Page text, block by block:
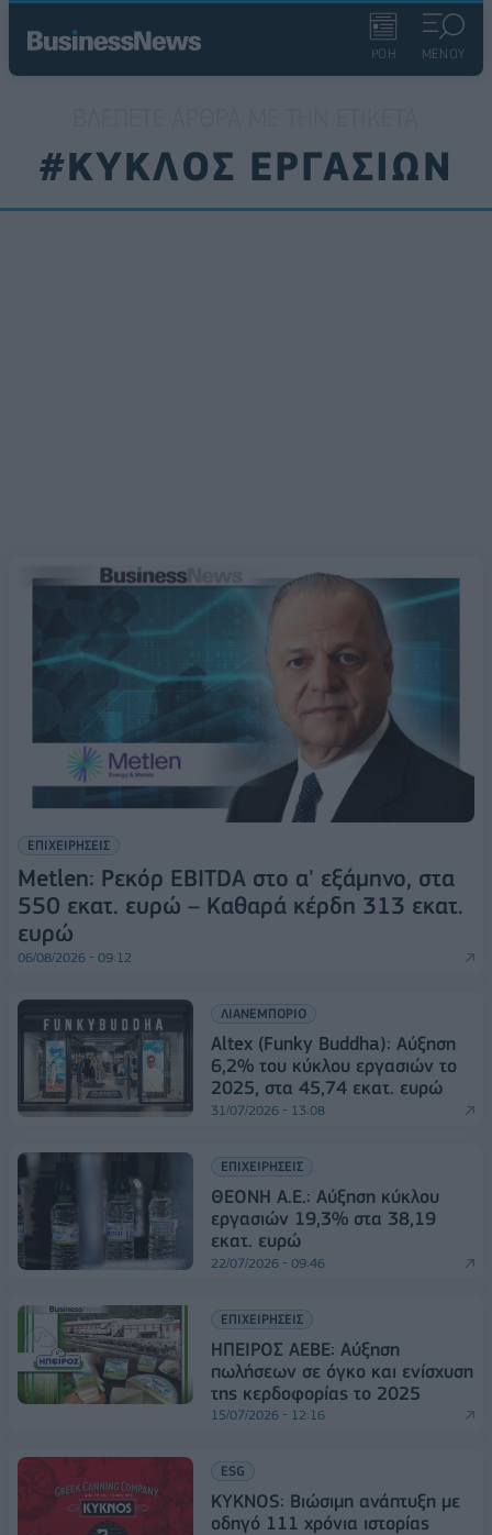
ΡΟΗ ΜΕΝΟΥ
#ΚΥΚΛΟΣ ΕΡΓΑΣΙΩΝ
ΕΠΙΧΕΙΡΗΣΕΙΣ
Metlen: Ρεκόρ EBITDA στο α' εξάμηνο, στα
550 εκατ. ευρώ – Καθαρά κέρδη 313 εκατ.
ευρώ
06/08/2026 - 09:12
ΛΙΑΝΕΜΠΟΡΙΟ
Altex (Funky Buddha): Αύξηση
6,2% του κύκλου εργασιών το
2025, στα 45,74 εκατ. ευρώ
31/07/2026 - 13:08
ΕΠΙΧΕΙΡΗΣΕΙΣ
ΘΕΟΝΗ Α.Ε.: Αύξηση κύκλου
εργασιών 19,3% στα 38,19
εκατ. ευρώ
22/07/2026 - 09:46
ΕΠΙΧΕΙΡΗΣΕΙΣ
ΗΠΕΙΡΟΣ ΑΕΒΕ: Αύξηση
πωλήσεων σε όγκο και ενίσχυση
της κερδοφορίας το 2025
15/07/2026 - 12:16
ESG
KYKNOS: Βιώσιμη ανάπτυξη με
οδηγό 111 χρόνια ιστορίας